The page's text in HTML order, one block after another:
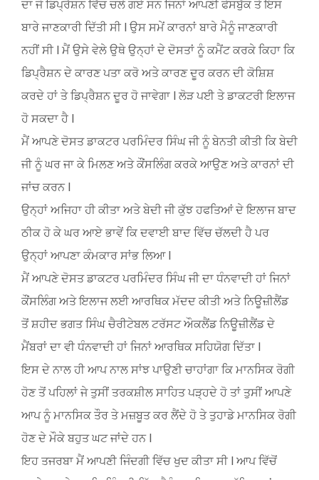
ਦਾ ਜੋ ਡਿਪ੍ਰੈਸ਼ਨ ਵਿੱਚ ਚਲੇ ਗਏ ਸਨ ਜਿਨਾਂ ਆਪਣੀ ਫੇਸਬੁੱਕ ਤੇ ਇਸ
ਬਾਰੇ ਜਾਣਕਾਰੀ ਦਿੱਤੀ ਸੀ l ਉਸ ਸਮੇਂ ਕਾਰਨਾਂ ਬਾਰੇ ਮੈਨੂੰ ਜਾਣਕਾਰੀ
ਨਹੀਂ ਸੀ l ਮੈਂ ਉਸੇ ਵੇਲੇ ਉਥੇ ਉਨ੍ਹਾਂ ਦੇ ਦੋਸਤਾਂ ਨੂੰ ਕਮੈਂਟ ਕਰਕੇ ਕਿਹਾ ਕਿ
ਡਿਪ੍ਰੈਸ਼ਨ ਦੇ ਕਾਰਣ ਪਤਾ ਕਰੋ ਅਤੇ ਕਾਰਣ ਦੂਰ ਕਰਨ ਦੀ ਕੋਸ਼ਿਸ਼
ਕਰਦੇ ਹਾਂ ਤੇ ਡਿਪ੍ਰੈਸ਼ਨ ਦੂਰ ਹੋ ਜਾਵੇਗਾ l ਲੋੜ ਪਈ ਤੇ ਡਾਕਟਰੀ ਇਲਾਜ
ਹੋ ਸਕਦਾ ਹੈ l
ਮੈਂ ਆਪਣੇ ਦੋਸਤ ਡਾਕਟਰ ਪਰਮਿੰਦਰ ਸਿੰਘ ਜੀ ਨੂੰ ਬੇਨਤੀ ਕੀਤੀ ਕਿ ਬੇਦੀ
ਜੀ ਨੂੰ ਘਰ ਜਾ ਕੇ ਮਿਲਣ ਅਤੇ ਕੌਂਸਲਿੰਗ ਕਰਕੇ ਆਉਣ ਅਤੇ ਕਾਰਨਾਂ ਦੀ
ਜਾਂਚ ਕਰਨ l
ਉਨ੍ਹਾਂ ਅਜਿਹਾ ਹੀ ਕੀਤਾ ਅਤੇ ਬੇਦੀ ਜੀ ਕੁੱਝ ਹਫਤਿਆਂ ਦੇ ਇਲਾਜ ਬਾਦ
ਠੀਕ ਹੋ ਕੇ ਘਰ ਆਏ ਭਾਵੇਂ ਕਿ ਦਵਾਈ ਬਾਦ ਵਿੱਚ ਚੱਲਦੀ ਹੈ ਪਰ
ਉਨ੍ਹਾਂ ਆਪਣਾ ਕੰਮਕਾਰ ਸਾਂਭ ਲਿਆ l
ਮੈਂ ਆਪਣੇ ਦੋਸਤ ਡਾਕਟਰ ਪਰਮਿੰਦਰ ਸਿੰਘ ਜੀ ਦਾ ਧੰਨਵਾਦੀ ਹਾਂ ਜਿਨਾਂ
ਕੌਂਸਲਿੰਗ ਅਤੇ ਇਲਾਜ ਲਈ ਆਰਥਿਕ ਮੱਦਦ ਕੀਤੀ ਅਤੇ ਨਿਊਜ਼ੀਲੈਂਡ
ਤੋਂ ਸ਼ਹੀਦ ਭਗਤ ਸਿੰਘ ਚੈਰੀਟੇਬਲ ਟਰੱਸਟ ਔਕਲੈਂਡ ਨਿਊਜ਼ੀਲੈਂਡ ਦੇ
ਮੈਂਬਰਾਂ ਦਾ ਵੀ ਧੰਨਵਾਦੀ ਹਾਂ ਜਿਨਾਂ ਆਰਥਿਕ ਸਹਿਯੋਗ ਦਿੱਤਾ l
ਇਸ ਦੇ ਨਾਲ ਹੀ ਆਪ ਨਾਲ ਸਾਂਝ ਪਾਉਣੀ ਚਾਹਾਂਗਾ ਕਿ ਮਾਨਸਿਕ ਰੋਗੀ
ਹੋਣ ਤੋਂ ਪਹਿਲਾਂ ਜੇ ਤੁਸੀਂ ਤਰਕਸ਼ੀਲ ਸਾਹਿਤ ਪੜ੍ਹਦੇ ਹੋ ਤਾਂ ਤੁਸੀਂ ਆਪਣੇ
ਆਪ ਨੂੰ ਮਾਨਸਿਕ ਤੌਰ ਤੇ ਮਜ਼ਬੂਤ ਕਰ ਲੈਂਦੇ ਹੋ ਤੇ ਤੁਹਾਡੇ ਮਾਨਸਿਕ ਰੋਗੀ
ਹੋਣ ਦੇ ਮੌਕੇ ਬਹੁਤ ਘਟ ਜਾਂਦੇ ਹਨ l
ਇਹ ਤਜਰਬਾ ਮੈਂ ਆਪਣੀ ਜਿੰਦਗੀ ਵਿੱਚ ਖੁਦ ਕੀਤਾ ਸੀ l ਆਪ ਵਿੱਚੋਂ